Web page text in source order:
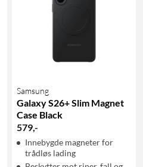
Samsung
Galaxy S26+ Slim Magnet
Case Black
579,-
Innebygde magneter for
trådløs lading